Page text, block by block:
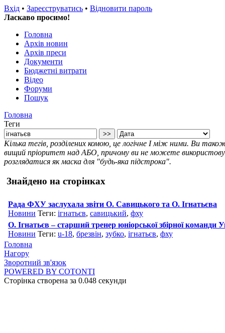
Вхід • Зареєструватись • Відновити пароль
Ласкаво просимо!
Головна
Архів новин
Архів преси
Документи
Бюджетні витрати
Відео
Форуми
Пошук
Головна
Теги
Кілька тегів, розділених комою, це логічне І між ними. Ви
вищий пріоритет над АБО, причому ви не можете
розглядатися як маска для "будь-яка підстрока".
Знайдено на сторінках
Рада ФХУ заслухала звіти О. Савицького та О. Ігнатьєва
Новини Теги: ігнатьєв, савицький, фху
О. Ігнатьєв – старший тренер юніорської збірної команди
Новини Теги: u-18, брезвін, зубко, ігнатьєв, фху
Головна
Нагору
Зворотний зв'язок
POWERED BY COTONTI
Сторінка створена за 0.048 секунди